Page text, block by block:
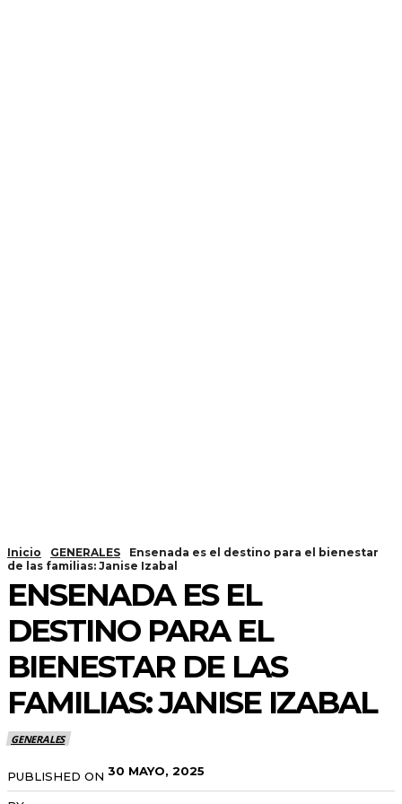
Inicio GENERALES
Ensenada es el destino para el bienestar
de las familias: Janise Izabal
ENSENADA ES EL
DESTINO PARA EL
BIENESTAR DE LAS
FAMILIAS: JANISE IZABAL
GENERALES
PUBLISHED ON 30 MAYO, 2025